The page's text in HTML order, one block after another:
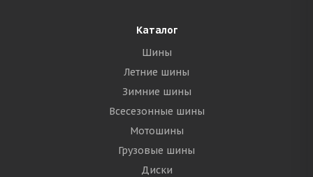
Каталог
Шины
Летние шины
Зимние шины
Всесезонные шины
Мотошины
Грузовые шины
Диски